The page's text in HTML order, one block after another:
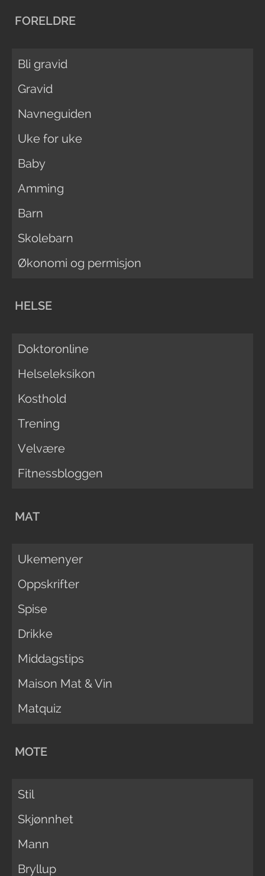
FORELDRE
Bli gravid
Gravid
Navneguiden
Uke for uke
Baby
Amming
Barn
Skolebarn
Økonomi og permisjon
HELSE
Doktoronline
Helseleksikon
Kosthold
Trening
Velvære
Fitnessbloggen
MAT
Ukemenyer
Oppskrifter
Spise
Drikke
Middagstips
Maison Mat & Vin
Matquiz
MOTE
Stil
Skjønnhet
Mann
Bryllup